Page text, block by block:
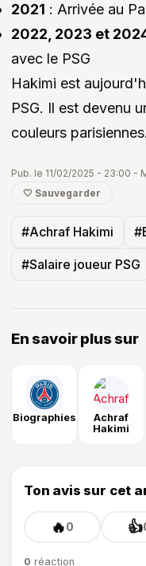
2021 : Arrivée au
2022, 2023 et
avec le PSG
Hakimi est
PSG. Il est devenu
couleurs parisiennes.
Pub. le 11/02/2025 - 23:00 -
🤍 Sauvegarder
#Achraf Hakimi
#Salaire joueur PSG
En savoir plus sur
Biographies
Achraf
Hakimi
Ton avis sur cet
🔥0 👍
0 réaction